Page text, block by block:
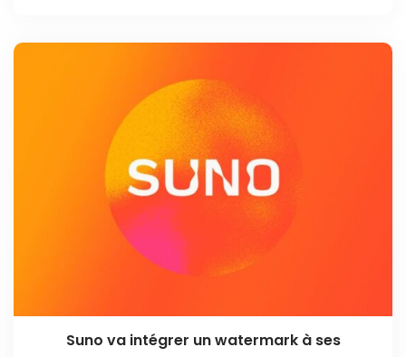
Suno va intégrer un watermark à ses